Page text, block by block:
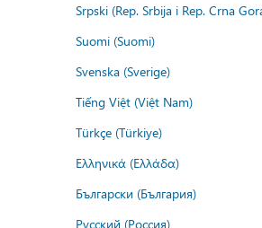
Srpski (Rep. Srbija i Rep. Crna
Suomi (Suomi)
Svenska (Sverige)
Tiếng Việt (Việt Nam)
Türkçe (Türkiye)
Ελληνικά (Ελλάδα)
Български (България)
Русский (Россия)